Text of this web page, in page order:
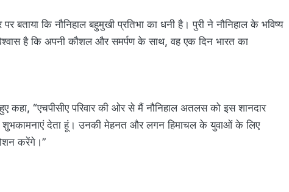
कि नौनिहाल बहुमुखी प्रतिभा का धनी है। पुरी ने नौनिहाल के भविष्य
है कि अपनी कौशल और समर्पण के साथ, वह एक दिन भारत का
कहा, “एचपीसीए परिवार की ओर से मैं नौनिहाल अतलस को इस शानदार
शुभकामनाएं देता हूं। उनकी मेहनत और लगन हिमाचल के युवाओं के लिए
करेंगे।”